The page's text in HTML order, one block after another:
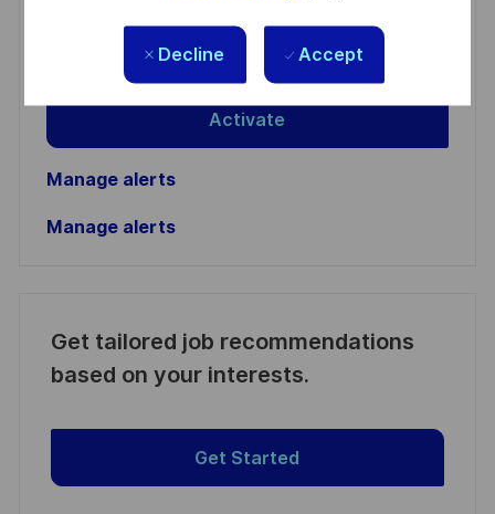
Decline Accept
Review and agree to the terms of processing
personal information
Activate
Manage alerts
Manage alerts
Get tailored job recommendations
based on your interests.
Get Started